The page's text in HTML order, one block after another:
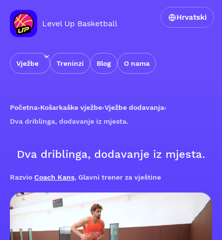
Level Up Basketball
Vježbe Treninzi Blog O nama
Hrvatski
Početna›Košarkaške vježbe›Vježbe dodavanja›
Dva driblinga, dodavanje iz mjesta.
Dva driblinga, dodavanje iz mjesta.
Razvio Coach Kans, Glavni trener za vještine